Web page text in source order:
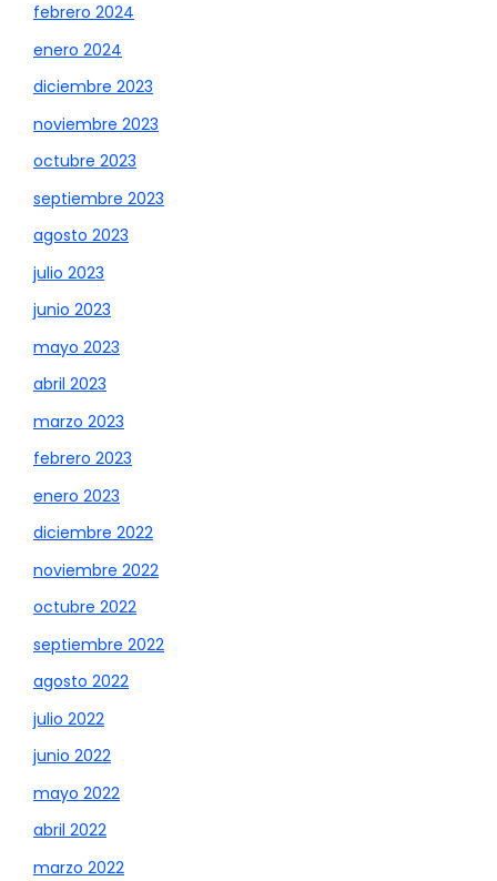
febrero 2024
enero 2024
diciembre 2023
noviembre 2023
octubre 2023
septiembre 2023
agosto 2023
julio 2023
junio 2023
mayo 2023
abril 2023
marzo 2023
febrero 2023
enero 2023
diciembre 2022
noviembre 2022
octubre 2022
septiembre 2022
agosto 2022
julio 2022
junio 2022
mayo 2022
abril 2022
marzo 2022